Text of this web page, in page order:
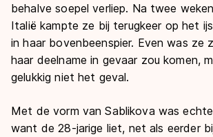
behalve soepel verliep. Na twee
Italië kampte ze bij terugkeer op het
in haar bovenbeenspier. Even was ze
haar deelname in gevaar zou komen,
gelukkig niet het geval.
Met de vorm van Sablikova was
want de 28-jarige liet, net als eerder